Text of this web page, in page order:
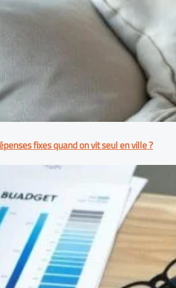
fixes quand on vit seul en ville ?